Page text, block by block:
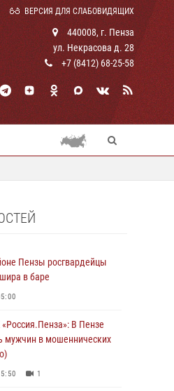
ВЕРСИЯ ДЛЯ СЛАБОВИДЯЩИХ
440008, г. Пенза
ул. Некрасова д. 28
+7 (8412) 68-25-58
Пензы росгвардейцы
в баре
В Пензе
мужчин в мошеннических
1